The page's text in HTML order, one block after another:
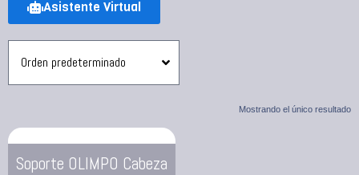
Asistente Virtual
Mostrando el único resultado
Soporte OLIMPO Cabeza